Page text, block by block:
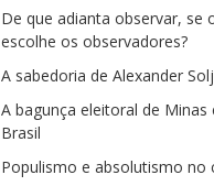
De que adianta observar, se
escolhe os observadores?
A sabedoria de Alexander
A bagunça eleitoral de
Brasil
Populismo e absolutismo no